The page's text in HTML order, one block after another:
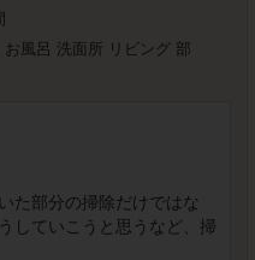
お風呂 洗面所 リビング 部
た部分の掃除だけではな
していこうと思うなど、掃